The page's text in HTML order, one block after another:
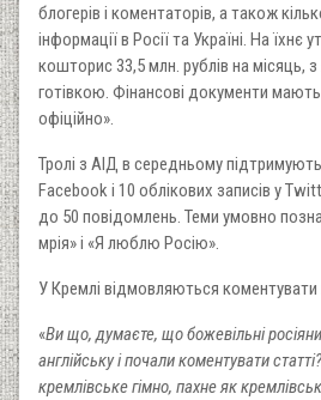
блогерів і коментаторів, а також
інформації в Росії та Україні. На
кошторис 33,5 млн. рублів на місяць,
готівкою. Фінансові документи
офіційно».
Тролі з АІД в середньому
Facebook і 10 облікових записів у
до 50 повідомлень. Теми умовно
мрія» і «Я люблю Росію».
У Кремлі відмовляються
«Ви що, думаєте, що божевільні
англійську і почали коментувати
кремлівське гімно, пахне як